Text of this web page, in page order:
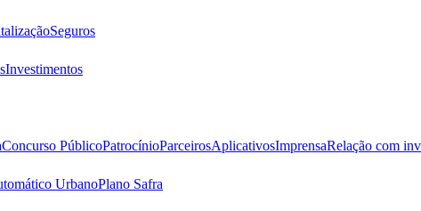
Seguros
Investimentos
Concurso PúblicoPatrocínioParceirosAplicativosImprensaRelação com
UrbanoPlano Safra